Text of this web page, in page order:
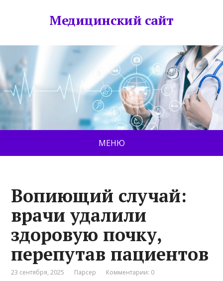
Медицинский сайт
МЕНЮ
Вопиющий случай:
врачи удалили
здоровую почку,
перепутав пациентов
23 сентября, 2025 Парсер Комментарии: 0